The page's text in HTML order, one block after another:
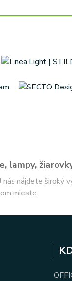
lampy,
nájdete široký
mieste.